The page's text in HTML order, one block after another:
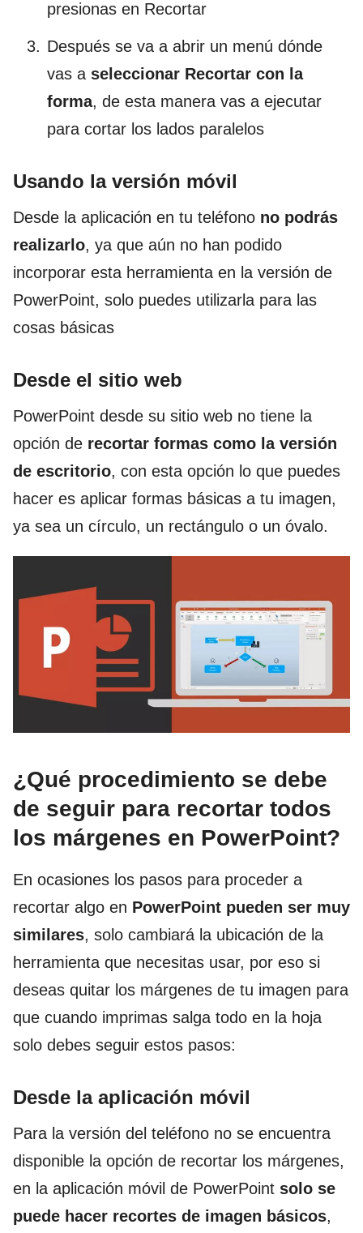
presionas en Recortar
Después se va a abrir un menú dónde
vas a seleccionar Recortar con la
forma, de esta manera vas a ejecutar
para cortar los lados paralelos
Usando la versión móvil
Desde la aplicación en tu teléfono no podrás
realizarlo, ya que aún no han podido
incorporar esta herramienta en la versión de
PowerPoint, solo puedes utilizarla para las
cosas básicas
Desde el sitio web
PowerPoint desde su sitio web no tiene la
opción de recortar formas como la versión
de escritorio, con esta opción lo que puedes
hacer es aplicar formas básicas a tu imagen,
ya sea un círculo, un rectángulo o un óvalo.
¿Qué procedimiento se debe
de seguir para recortar todos
los márgenes en PowerPoint?
En ocasiones los pasos para proceder a
recortar algo en PowerPoint pueden ser muy
similares, solo cambiará la ubicación de la
herramienta que necesitas usar, por eso si
deseas quitar los márgenes de tu imagen para
que cuando imprimas salga todo en la hoja
solo debes seguir estos pasos:
Desde la aplicación móvil
Para la versión del teléfono no se encuentra
disponible la opción de recortar los márgenes,
en la aplicación móvil de PowerPoint solo se
puede hacer recortes de imagen básicos,